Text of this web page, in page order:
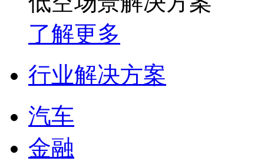
了解更多
行业解决方案
汽车
金融